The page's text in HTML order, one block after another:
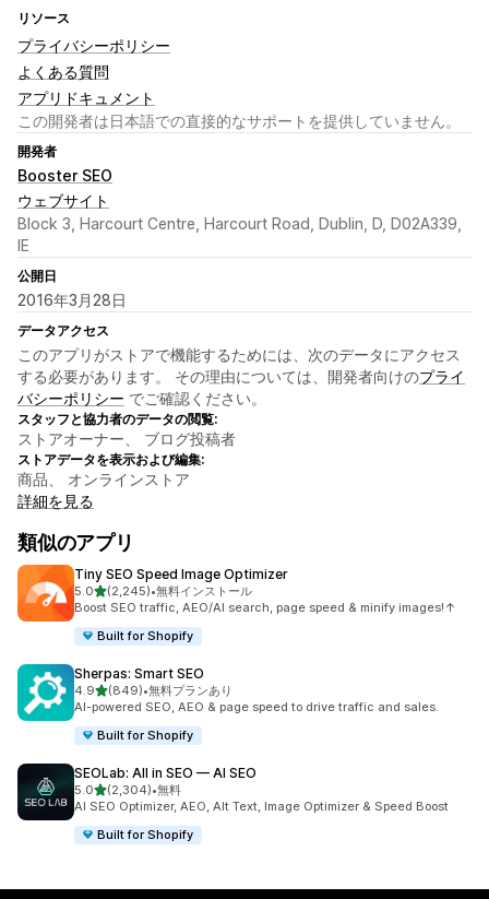
リソース
プライバシーポリシー
よくある質問
アプリドキュメント
この開発者は日本語での直接的なサポートを提供していません。
開発者
Booster SEO
ウェブサイト
Block 3, Harcourt Centre, Harcourt Road, Dublin, D, D02A339,
IE
公開日
2016年3月28日
データアクセス
このアプリがストアで機能するためには、次のデータにアクセス
する必要があります。 その理由については、開発者向けのプライ
バシーポリシー でご確認ください。
スタッフと協力者のデータの閲覧:
ストアオーナー、 ブログ投稿者
ストアデータを表示および編集:
商品、 オンラインストア
詳細を見る
類似のアプリ
Tiny SEO Speed Image Optimizer
5.05つ星中
(2,245)
合計レビュー数：2245件
•無料インストール
Boost SEO traffic, AEO/AI search, page speed & minify images!↑
Built for Shopify
Sherpas: Smart SEO
4.95つ星中
(849)
合計レビュー数：849件
•無料プランあり
AI-powered SEO, AEO & page speed to drive traffic and sales.
Built for Shopify
SEOLab: All in SEO — AI SEO
5.05つ星中
(2,304)
合計レビュー数：2304件
•無料
AI SEO Optimizer, AEO, Alt Text, Image Optimizer & Speed Boost
Built for Shopify